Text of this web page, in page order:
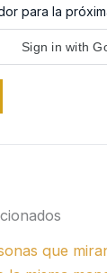
para la
Sign in with